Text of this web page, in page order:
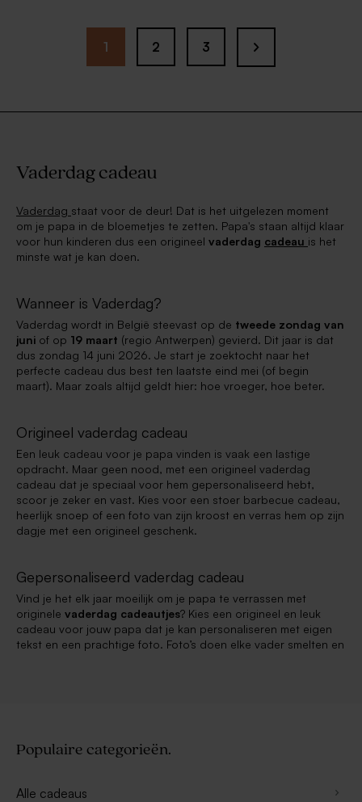
1 2 3
Vaderdag cadeau
Vaderdag staat voor de deur! Dat is het uitgelezen moment
om je papa in de bloemetjes te zetten. Papa's staan altijd klaar
voor hun kinderen dus een origineel vaderdag cadeau is het
minste wat je kan doen.
Wanneer is Vaderdag?
Vaderdag wordt in België steevast op de tweede zondag van
juni of op 19 maart (regio Antwerpen) gevierd. Dit jaar is dat
dus zondag 14 juni 2026. Je start je zoektocht naar het
perfecte cadeau dus best ten laatste eind mei (of begin
maart). Maar zoals altijd geldt hier: hoe vroeger, hoe beter.
Origineel vaderdag cadeau
Een leuk cadeau voor je papa vinden is vaak een lastige
opdracht. Maar geen nood, met een origineel vaderdag
cadeau dat je speciaal voor hem gepersonaliseerd hebt,
scoor je zeker en vast. Kies voor een stoer barbecue cadeau,
heerlijk snoep of een foto van zijn kroost en verras hem op zijn
dagje met een origineel geschenk.
Gepersonaliseerd vaderdag cadeau
Vind je het elk jaar moeilijk om je papa te verrassen met
originele vaderdag cadeautjes? Kies een origineel en leuk
cadeau voor jouw papa dat je kan personaliseren met eigen
tekst en een prachtige foto. Foto’s doen elke vader smelten en
Populaire categorieën.
Alle cadeaus